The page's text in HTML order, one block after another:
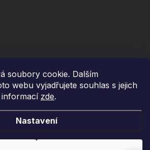
soubory cookie. Dalším
webu vyjadřujete souhlas s jejich
informací zde.
Nastavení